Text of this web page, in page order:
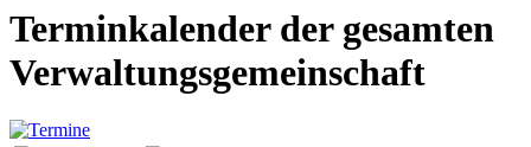
Terminkalender der gesamten
Verwaltungsgemeinschaft